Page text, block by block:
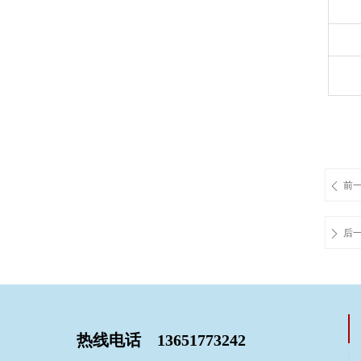
ꄴ 前
ꄲ 后
热线电话 13651773242